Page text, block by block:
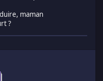
maman
?